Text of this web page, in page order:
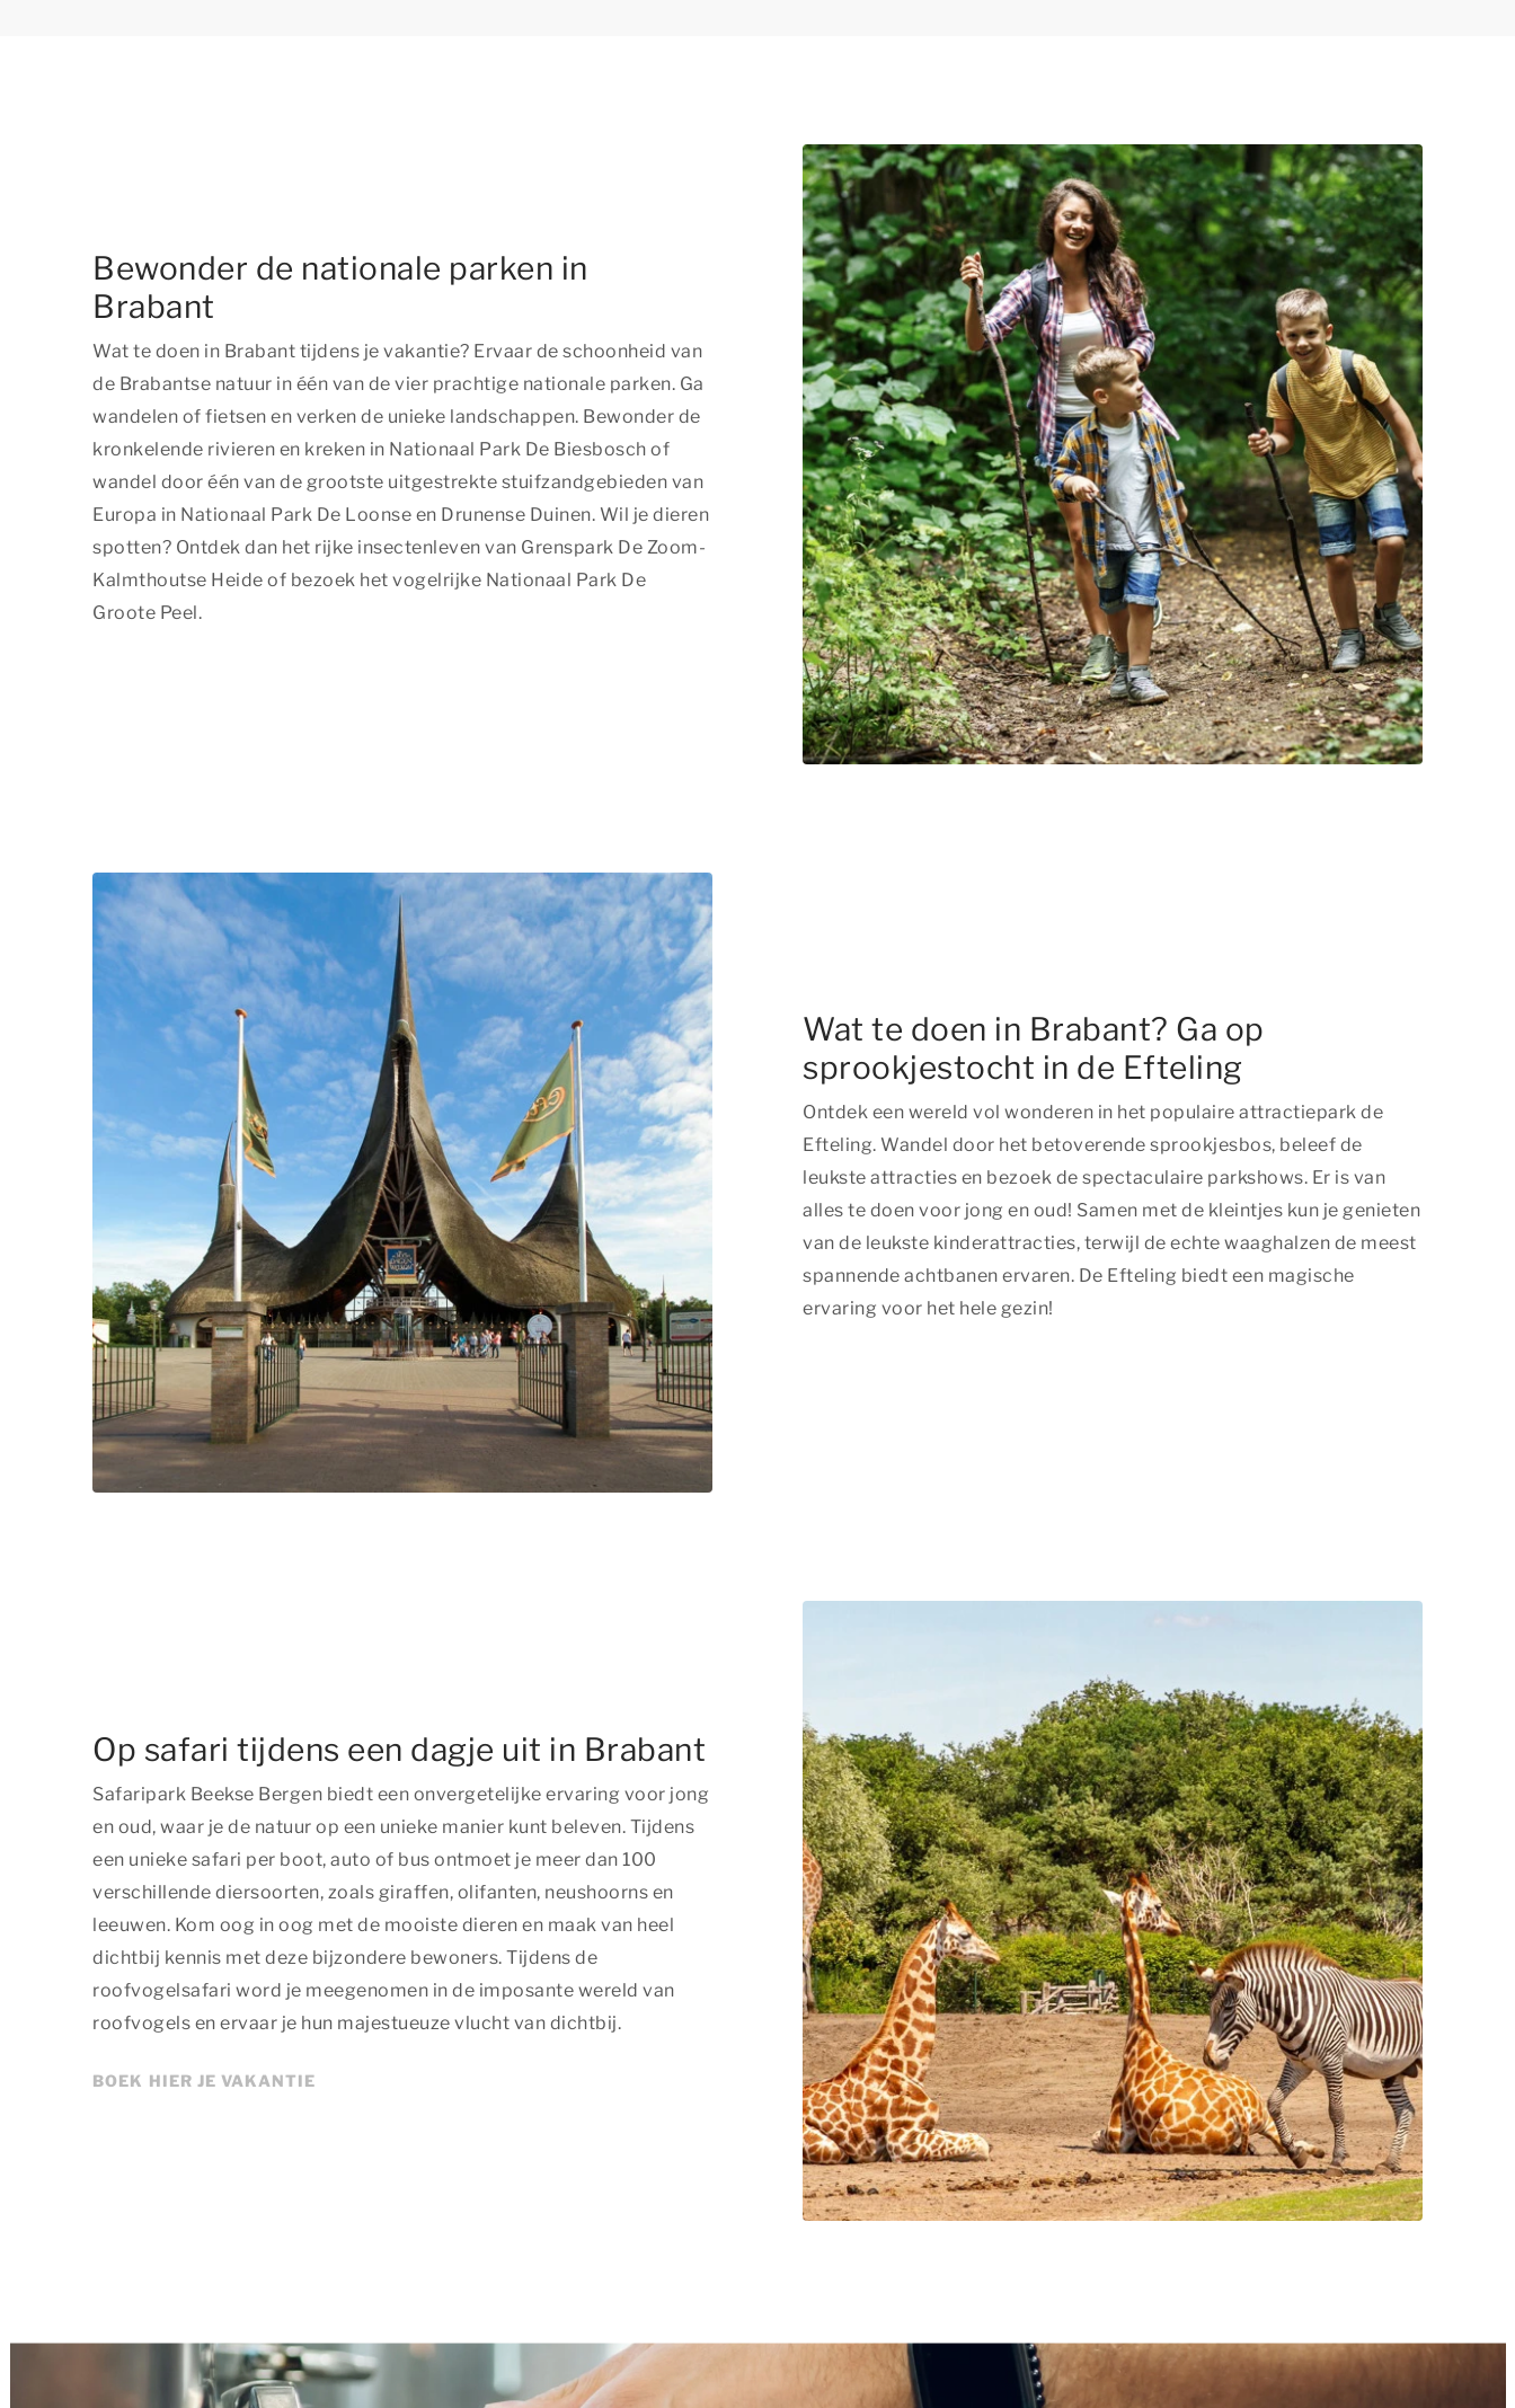
Bewonder de nationale parken in
Brabant
Wat te doen in Brabant tijdens je vakantie? Ervaar de schoonheid van
de Brabantse natuur in één van de vier prachtige nationale parken. Ga
wandelen of fietsen en verken de unieke landschappen. Bewonder de
kronkelende rivieren en kreken in Nationaal Park De Biesbosch of
wandel door één van de grootste uitgestrekte stuifzandgebieden van
Europa in Nationaal Park De Loonse en Drunense Duinen. Wil je dieren
spotten? Ontdek dan het rijke insectenleven van Grenspark De Zoom-
Kalmthoutse Heide of bezoek het vogelrijke Nationaal Park De
Groote Peel.
Wat te doen in Brabant? Ga op
sprookjestocht in de Efteling
Ontdek een wereld vol wonderen in het populaire attractiepark de
Efteling. Wandel door het betoverende sprookjesbos, beleef de
leukste attracties en bezoek de spectaculaire parkshows. Er is van
alles te doen voor jong en oud! Samen met de kleintjes kun je genieten
van de leukste kinderattracties, terwijl de echte waaghalzen de meest
spannende achtbanen ervaren. De Efteling biedt een magische
ervaring voor het hele gezin!
Op safari tijdens een dagje uit in Brabant
Safaripark Beekse Bergen biedt een onvergetelijke ervaring voor jong
en oud, waar je de natuur op een unieke manier kunt beleven. Tijdens
een unieke safari per boot, auto of bus ontmoet je meer dan 100
verschillende diersoorten, zoals giraffen, olifanten, neushoorns en
leeuwen. Kom oog in oog met de mooiste dieren en maak van heel
dichtbij kennis met deze bijzondere bewoners. Tijdens de
roofvogelsafari word je meegenomen in de imposante wereld van
roofvogels en ervaar je hun majestueuze vlucht van dichtbij.
BOEK HIER JE VAKANTIE